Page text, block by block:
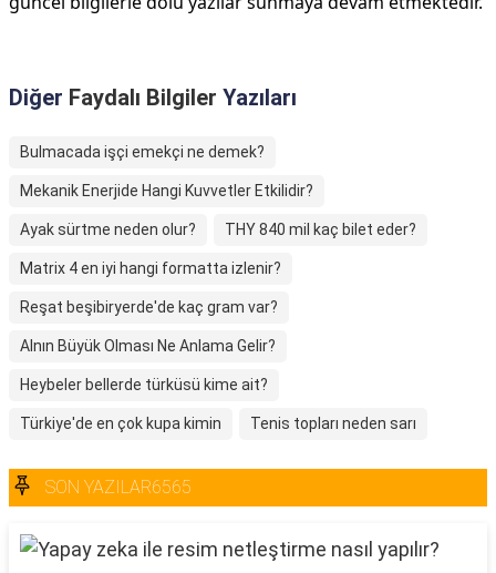
Diğer Faydalı Bilgiler Yazıları
Bulmacada işçi emekçi ne demek?
Mekanik Enerjide Hangi Kuvvetler Etkilidir?
Ayak sürtme neden olur? THY 840 mil kaç bilet eder?
Matrix 4 en iyi hangi formatta izlenir?
Reşat beşibiryerde'de kaç gram var?
Alnın Büyük Olması Ne Anlama Gelir?
Heybeler bellerde türküsü kime ait?
Türkiye'de en çok kupa kimin Tenis topları neden sarı
SON YAZILAR6565